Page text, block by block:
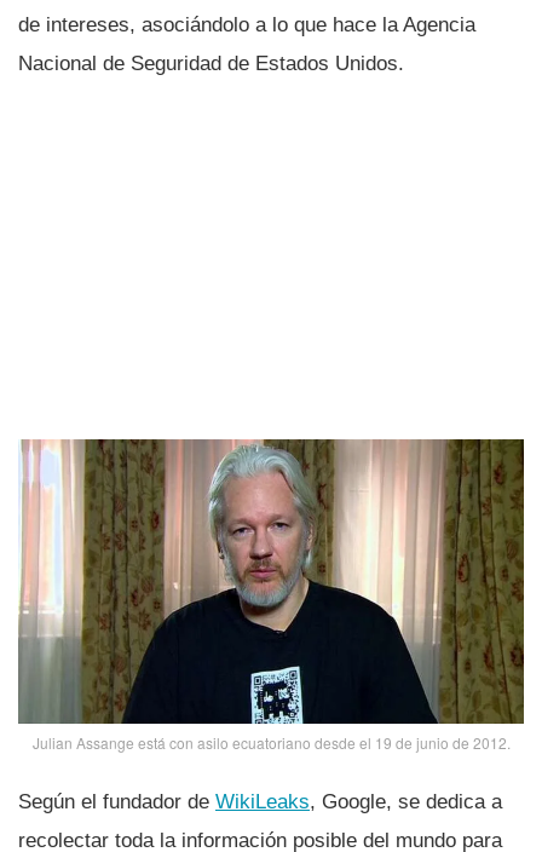
de intereses, asociándolo a lo que hace la Agencia
Nacional de Seguridad de Estados Unidos.
Julian Assange está con asilo ecuatoriano desde el 19 de junio de 2012.
Según el fundador de WikiLeaks, Google, se dedica a
recolectar toda la información posible del mundo para